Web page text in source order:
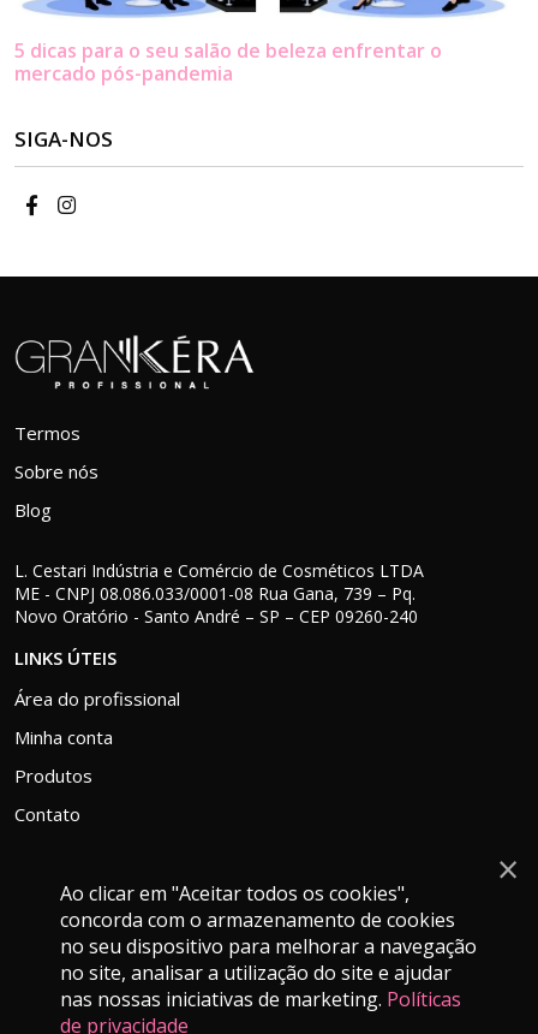
×
Ao clicar em "Aceitar todos os cookies",
concorda com o armazenamento de cookies
no seu dispositivo para melhorar a navegação
no site, analisar a utilização do site e ajudar
nas nossas iniciativas de marketing. Políticas
de privacidade
5 dicas para o seu salão de beleza enfrentar o
mercado pós-pandemia
SIGA-NOS
Termos
Sobre nós
Blog
L. Cestari Indústria e Comércio de Cosméticos LTDA
ME - CNPJ 08.086.033/0001-08 Rua Gana, 739 – Pq.
Novo Oratório - Santo André – SP – CEP 09260-240
LINKS ÚTEIS
Área do profissional
Minha conta
Produtos
Contato
ATENDIMENTO
falecom@grankera.com.br
(11) 9 9280-4139